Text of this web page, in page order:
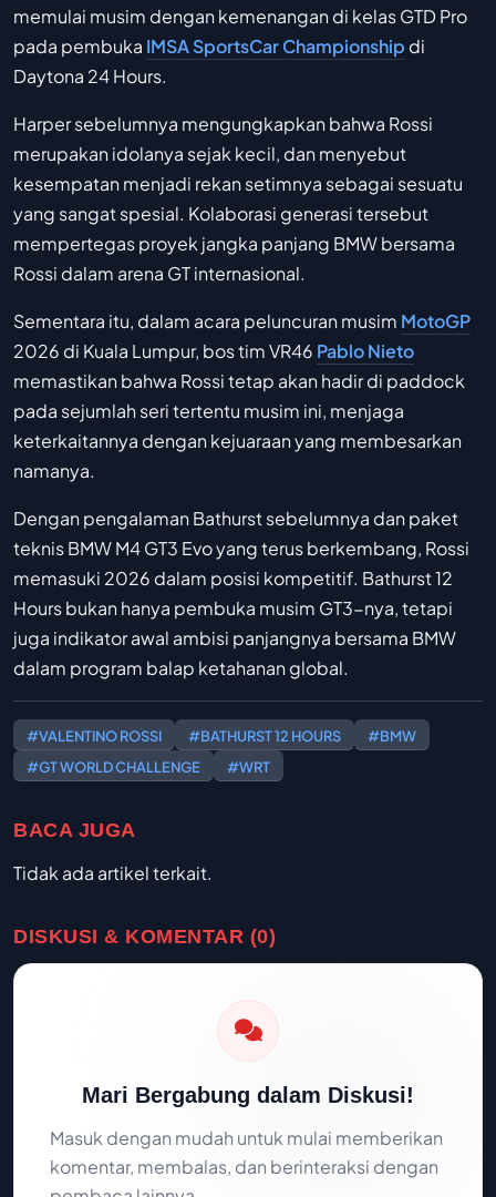
memulai musim dengan kemenangan di kelas GTD Pro
pada pembuka IMSA SportsCar Championship di
Daytona 24 Hours.
Harper sebelumnya mengungkapkan bahwa Rossi
merupakan idolanya sejak kecil, dan menyebut
kesempatan menjadi rekan setimnya sebagai sesuatu
yang sangat spesial. Kolaborasi generasi tersebut
mempertegas proyek jangka panjang BMW bersama
Rossi dalam arena GT internasional.
Sementara itu, dalam acara peluncuran musim MotoGP
2026 di Kuala Lumpur, bos tim VR46 Pablo Nieto
memastikan bahwa Rossi tetap akan hadir di paddock
pada sejumlah seri tertentu musim ini, menjaga
keterkaitannya dengan kejuaraan yang membesarkan
namanya.
Dengan pengalaman Bathurst sebelumnya dan paket
teknis BMW M4 GT3 Evo yang terus berkembang, Rossi
memasuki 2026 dalam posisi kompetitif. Bathurst 12
Hours bukan hanya pembuka musim GT3-nya, tetapi
juga indikator awal ambisi panjangnya bersama BMW
dalam program balap ketahanan global.
#VALENTINO ROSSI #BATHURST 12 HOURS
#BMW
#GT WORLD CHALLENGE
#WRT
BACA JUGA
Tidak ada artikel terkait.
DISKUSI & KOMENTAR (0)
Mari Bergabung dalam Diskusi!
Masuk dengan mudah untuk mulai memberikan
komentar, membalas, dan berinteraksi dengan